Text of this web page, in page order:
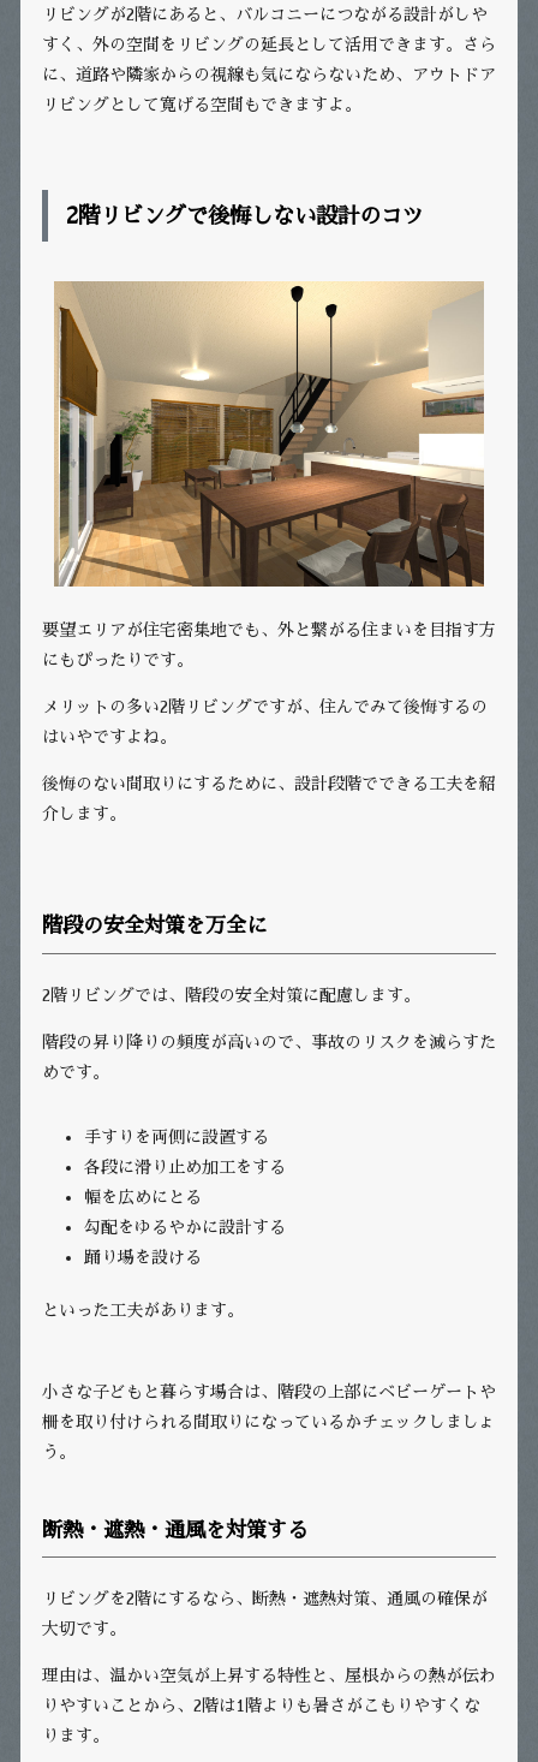
リビングが2階にあると、バルコニーにつながる設計がしや
すく、外の空間をリビングの延長として活用できます。さら
に、道路や隣家からの視線も気にならないため、アウトドア
リビングとして寛げる空間もできますよ。
2階リビングで後悔しない設計のコツ
要望エリアが住宅密集地でも、外と繋がる住まいを目指す方
にもぴったりです。
メリットの多い2階リビングですが、住んでみて後悔するの
はいやですよね。
後悔のない間取りにするために、設計段階でできる工夫を紹
介します。
階段の安全対策を万全に
2階リビングでは、階段の安全対策に配慮します。
階段の昇り降りの頻度が高いので、事故のリスクを減らすた
めです。
手すりを両側に設置する
各段に滑り止め加工をする
幅を広めにとる
勾配をゆるやかに設計する
踊り場を設ける
といった工夫があります。
小さな子どもと暮らす場合は、階段の上部にベビーゲートや
柵を取り付けられる間取りになっているかチェックしましょ
う。
断熱・遮熱・通風を対策する
リビングを2階にするなら、断熱・遮熱対策、通風の確保が
大切です。
理由は、温かい空気が上昇する特性と、屋根からの熱が伝わ
りやすいことから、2階は1階よりも暑さがこもりやすくな
ります。